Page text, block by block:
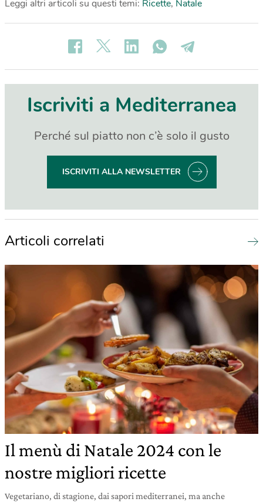
Leggi altri articoli su questi temi: Ricette, Natale
Iscriviti a Mediterranea
Perché sul piatto non c’è solo il gusto
ISCRIVITI ALLA NEWSLETTER
Articoli correlati
Il menù di Natale 2024 con le
nostre migliori ricette
Vegetariano, di stagione, dai sapori mediterranei, ma anche